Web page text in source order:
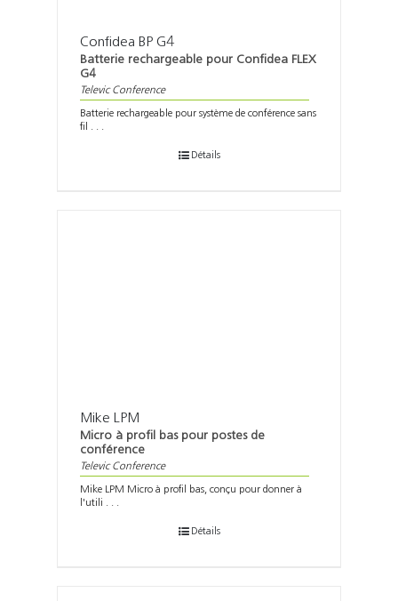
Confidea BP G4
Batterie rechargeable pour Confidea FLEX
G4
Televic Conference
Batterie rechargeable pour système de conférence sans
fil . . .
Détails
Mike LPM
Micro à profil bas pour postes de
conférence
Televic Conference
Mike LPM Micro à profil bas, conçu pour donner à
l'utili . . .
Détails